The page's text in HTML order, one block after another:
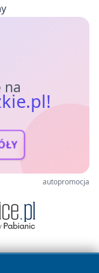
na
autopromocja